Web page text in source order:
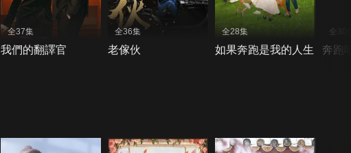
全37集
我們的翻譯官
全36集
老傢伙
全28集
如果奔跑是我的人生
全30
奔跑